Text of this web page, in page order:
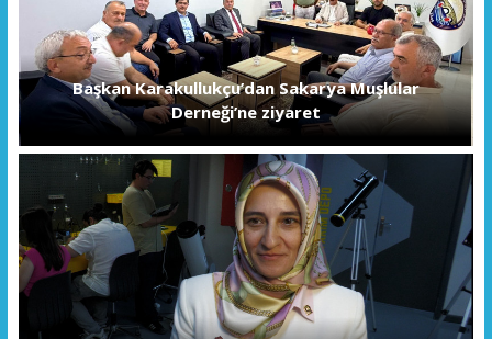
Başkan Karakullukçu’dan Sakarya Muşlular
Derneği’ne ziyaret